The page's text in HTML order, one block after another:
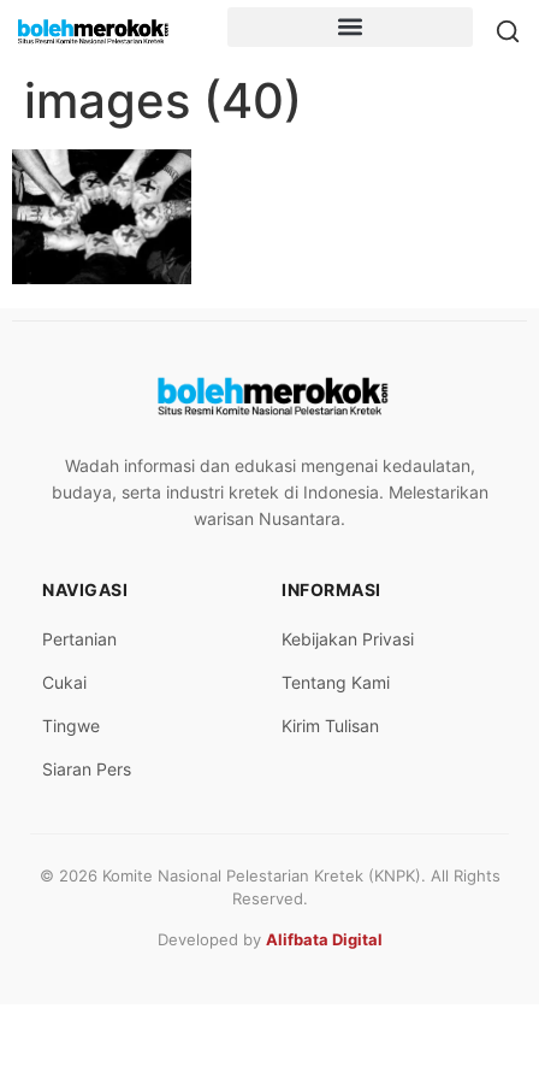
images (40)
Wadah informasi dan edukasi mengenai kedaulatan,
budaya, serta industri kretek di Indonesia. Melestarikan
warisan Nusantara.
NAVIGASI
Pertanian
Cukai
Tingwe
Siaran Pers
INFORMASI
Kebijakan Privasi
Tentang Kami
Kirim Tulisan
© 2026 Komite Nasional Pelestarian Kretek (KNPK). All Rights
Reserved.
Developed by Alifbata Digital